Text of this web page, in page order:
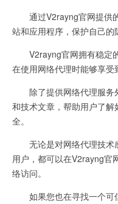
通过V2rayng官网提供
站和应用程序，保护自己的
V2rayng官网拥有稳定
在使用网络代理时能够享受
除了提供网络代理服务
和技术文章，帮助用户了
全。
无论是对网络代理技术
用户，都可以在V2rayng官
络访问。
如果您也在寻找一个可